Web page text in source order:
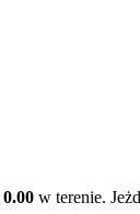
0.00 w terenie.